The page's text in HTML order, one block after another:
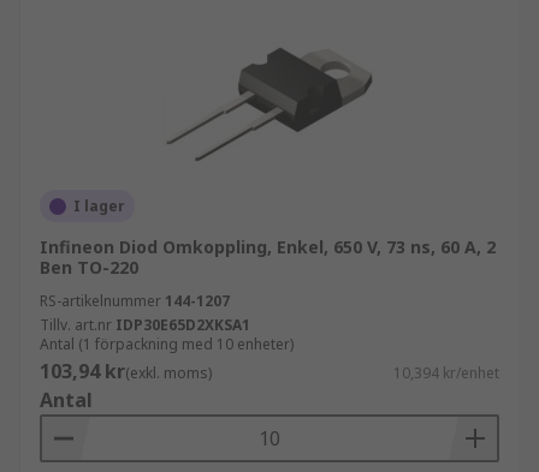
positiv spänning appliceras och kommer att göra
sitt bästa för att fungera som en kortslutning och
låta strömmen flöda fritt genom dioden. Dess
huvuduppgift är att omvandla växelström (AC) till
likström (DC) genom användning av
likriktarbryggor. En likriktardiod kan ibland
användas som en Schottky-likriktare.
I lager
Infineon Diod Omkoppling, Enkel, 650 V, 73 ns, 60 A, 2
Ben TO-220
RS-artikelnummer 144-1207
Tillv. art.nr IDP30E65D2XKSA1
Antal (1 förpackning med 10 enheter)
103,94 kr(exkl. moms) 10,394 kr/enhet
Antal